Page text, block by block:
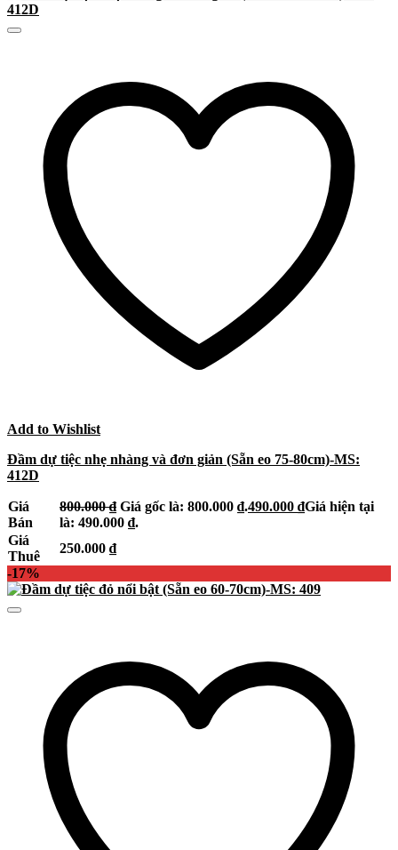
Add to Wishlist
Đầm dự tiệc nhẹ nhàng và đơn giản (Sẵn eo 75-80cm)-MS:
412D
Giá
Bán
800.000₫ Giá gốc là: 800.000 ₫.490.000 ₫Giá hiện tại
là: 490.000 ₫.
Giá
Thuê
250.000 ₫
-17%